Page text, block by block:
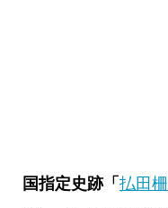
国指定史跡「 払田柵